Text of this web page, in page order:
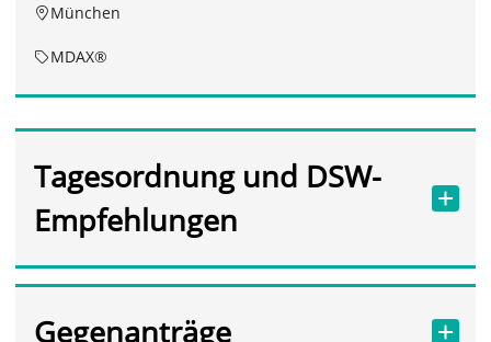
München
MDAX®
Tagesordnung und DSW-
Empfehlungen
Gegenanträge